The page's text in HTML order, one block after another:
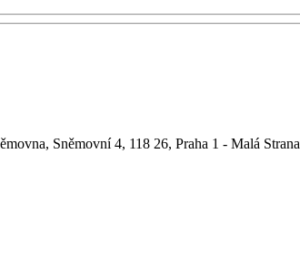
Sněmovní 4, 118 26, Praha 1 - Malá Strana